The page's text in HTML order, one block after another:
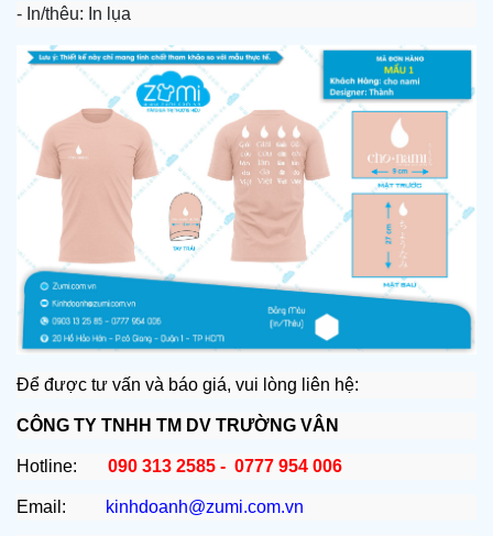
- In/thêu: In lụa
Để được tư vấn và báo giá, vui lòng liên hệ:
CÔNG TY TNHH TM DV TRƯỜNG VÂN
Hotline: 090 313 2585 - 0777 954 006
Email: kinhdoanh@zumi.com.vn